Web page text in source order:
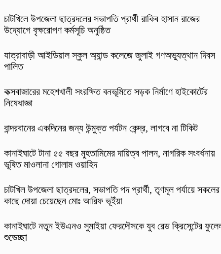
চাটখিলে উপজেলা ছাত্রদলের সভাপতি প্রার্থী রাকিব হাসান রাজের
উদ্যোগে বৃক্ষরোপণ কর্মসূচি অনুষ্ঠিত
যাত্রাবাড়ী আইডিয়াল স্কুল অ্যান্ড কলেজে জুলাই গণঅভ্যুত্থান দিবস
পালিত
কক্সবাজারের মহেশখালী সংরক্ষিত বনভূমিতে সড়ক নির্মাণে হাইকোর্টের
নিষেধাজ্ঞা
বান্দরবানের একদিনের জন্য উন্মুক্ত পর্যটন কেন্দ্র, লাগবে না টিকিট
কানাইঘাটে টানা ৫৫ বছর মুহতামিমের দায়িত্ব পালন, নাগরিক সংবর্ধনায়
ভূষিত মাওলানা গোলাম ওয়াহিদ
চাটখিল উপজেলা ছাত্রদলের, সভাপতি পদ প্রার্থী, তৃণমূল পর্যায়ে সকলের
কাছে দোয়া চেয়েছেন মোঃ আরিফ ভূইঁয়া
কানাইঘাটে নতুন ইউএনও সুমাইয়া ফেরদৌসকে যুব রেড ক্রিসেন্টের
শুভেচ্ছা